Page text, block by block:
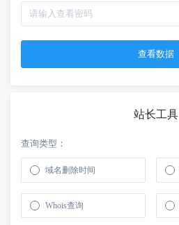
站长工具
查询类型：
域名删除时间
Whois查询